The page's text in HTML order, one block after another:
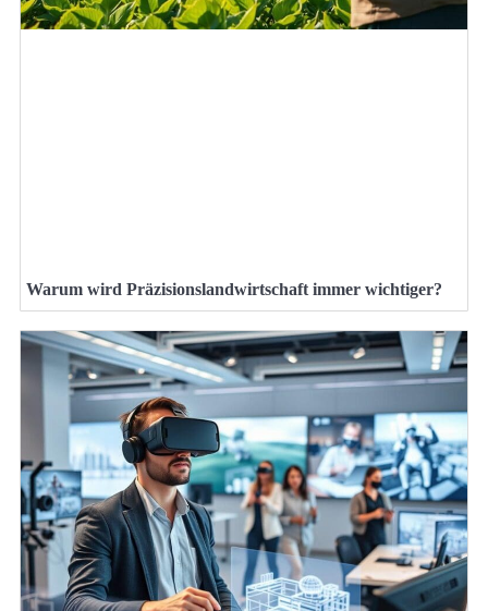
Warum wird Präzisionslandwirtschaft immer wichtiger?